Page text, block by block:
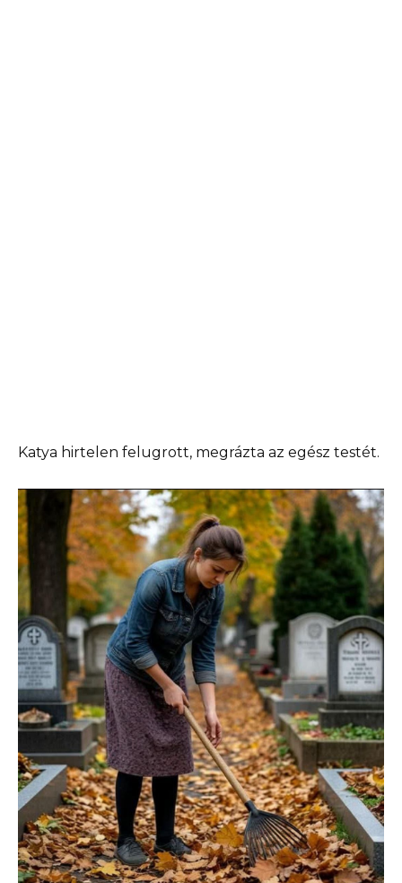
Katya hirtelen felugrott, megrázta az egész testét.